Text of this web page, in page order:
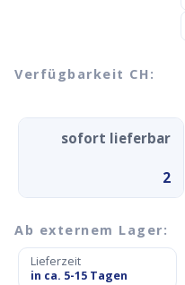
Verfügbarkeit CH:
sofort lieferbar
2
Ab externem Lager:
Lieferzeit
in ca. 5-15 Tagen